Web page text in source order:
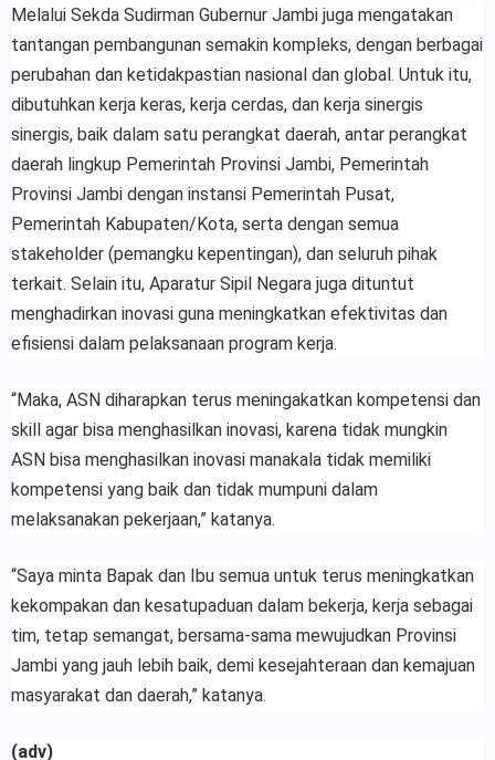
Melalui Sekda Sudirman Gubernur Jambi juga mengatakan
tantangan pembangunan semakin kompleks, dengan berbagai
perubahan dan ketidakpastian nasional dan global. Untuk itu,
dibutuhkan kerja keras, kerja cerdas, dan kerja sinergis
sinergis, baik dalam satu perangkat daerah, antar perangkat
daerah lingkup Pemerintah Provinsi Jambi, Pemerintah
Provinsi Jambi dengan instansi Pemerintah Pusat,
Pemerintah Kabupaten/Kota, serta dengan semua
stakeholder (pemangku kepentingan), dan seluruh pihak
terkait. Selain itu, Aparatur Sipil Negara juga dituntut
menghadirkan inovasi guna meningkatkan efektivitas dan
efisiensi dalam pelaksanaan program kerja.
“Maka, ASN diharapkan terus meningakatkan kompetensi dan
skill agar bisa menghasilkan inovasi, karena tidak mungkin
ASN bisa menghasilkan inovasi manakala tidak memiliki
kompetensi yang baik dan tidak mumpuni dalam
melaksanakan pekerjaan,” katanya.
“Saya minta Bapak dan Ibu semua untuk terus meningkatkan
kekompakan dan kesatupaduan dalam bekerja, kerja sebagai
tim, tetap semangat, bersama-sama mewujudkan Provinsi
Jambi yang jauh lebih baik, demi kesejahteraan dan kemajuan
masyarakat dan daerah,” katanya.
(adv)